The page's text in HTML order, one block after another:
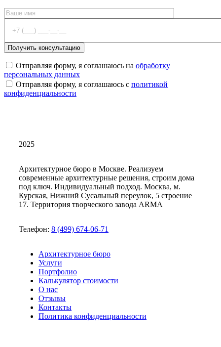
Отправляя форму, я соглашаюсь на обработку
персональных данных
Отправляя форму, я соглашаюсь с политикой
конфиденциальности
2025
Архитектурное бюро в Москве. Реализуем
современные архитектурные решения, строим дома
под ключ. Индивидуальный подход. Москва, м.
Курская, Нижний Сусальный переулок, 5 строение
17. Территория творческого завода ARMA
Телефон: 8 (499) 674-06-71
Архитектурное бюро
Услуги
Портфолио
Калькулятор стоимости
О нас
Отзывы
Контакты
Политика конфиденциальности